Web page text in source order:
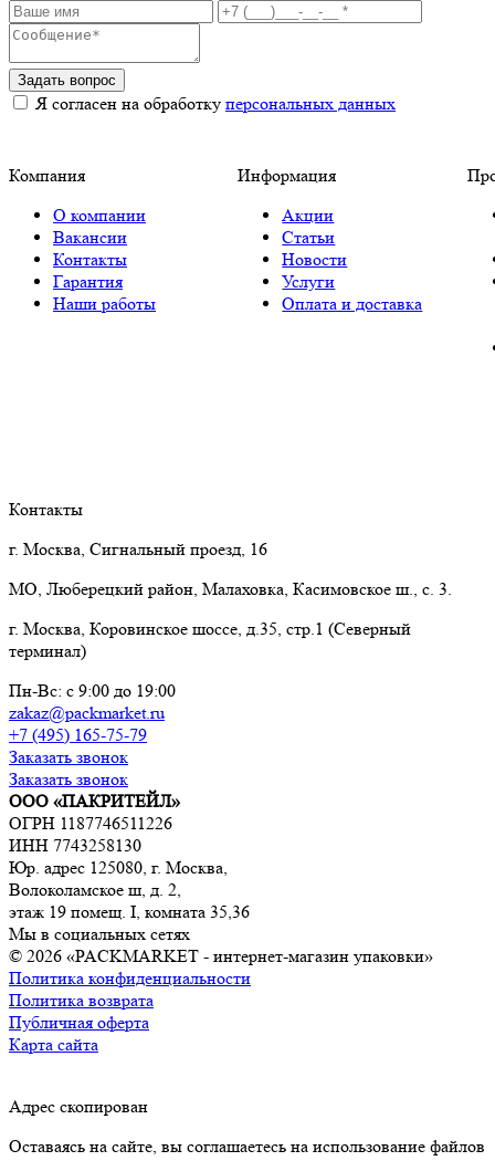
Задать вопрос
Я согласен на обработку персональных данных
Компания
О компании
Вакансии
Контакты
Гарантия
Наши работы
Информация
Акции
Статьи
Новости
Услуги
Оплата и доставка
Контакты
г. Москва, Сигнальный проезд, 16
МО, Люберецкий район, Малаховка, Касимовское ш., с. 3.
г. Москва, Коровинское шоссе, д.35, стр.1 (Северный
терминал)
Пн-Вс: с 9:00 до 19:00
zakaz@packmarket.ru
+7 (495) 165-75-79
Заказать звонок
Заказать звонок
ООО «ПАКРИТЕЙЛ»
ОГРН 1187746511226
ИНН 7743258130
Юр. адрес 125080, г. Москва,
Волоколамское ш, д. 2,
этаж 19 помещ. I, комната 35,36
Мы в социальных сетях
© 2026 «PACKMARKET - интернет-магазин упаковки»
Политика конфиденциальности
Политика возврата
Публичная оферта
Карта сайта
Адрес скопирован
Оставаясь на сайте, вы соглашаетесь на использование файлов